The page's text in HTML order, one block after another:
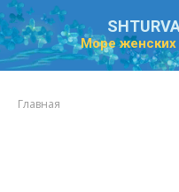
Перейти
к
контенту
Море
Главная